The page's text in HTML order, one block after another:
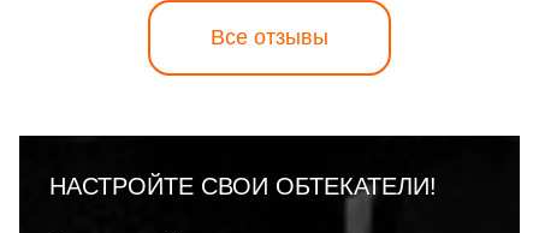
Все отзывы
НАСТРОЙТЕ СВОИ ОБТЕКАТЕЛИ!